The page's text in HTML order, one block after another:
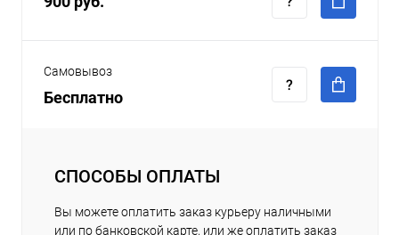
Самовывоз
Бесплатно
СПОСОБЫ ОПЛАТЫ
Вы можете оплатить заказ курьеру наличными
или по банковской карте, или же оплатить заказ